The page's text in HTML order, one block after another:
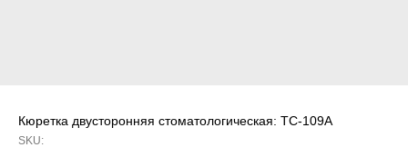
Кюретка двусторонняя стоматологическая: TC-109A
SKU: